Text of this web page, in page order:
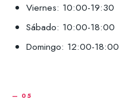
Viernes: 10:00-19:30
Sábado: 10:00-18:00
Domingo: 12:00-18:00